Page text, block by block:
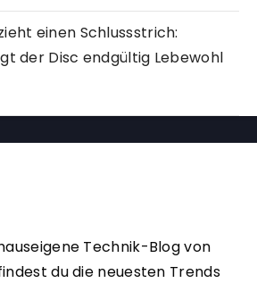
einen Schlussstrich:
der Disc endgültig Lebewohl
Technik-Blog von
du die neuesten Trends